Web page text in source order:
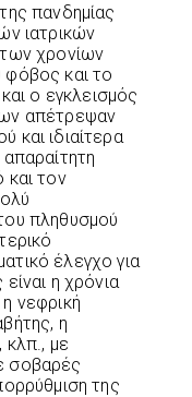
πανδημίας
ιατρικών
χρονίων
και το
ο εγκλεισμός
απέτρεψαν
και ιδιαίτερα
και τον
πληθυσμού
έλεγχο για
η χρόνια
νεφρική
η
κλπ., με
σοβαρές
της